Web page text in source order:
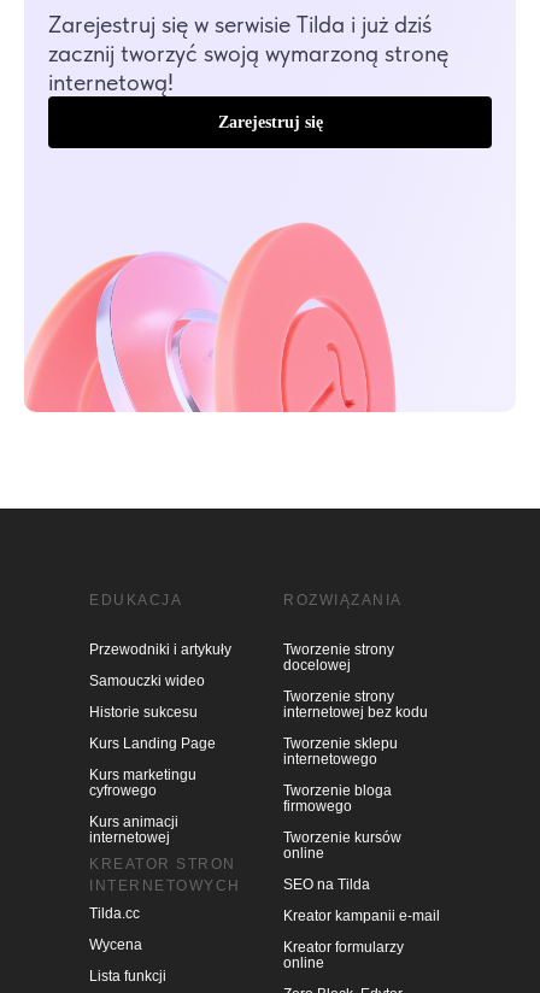
Zarejestruj się w serwisie Tilda i już dziś
zacznij tworzyć swoją wymarzoną stronę
internetową!
Zarejestruj się
Przewodniki i artykuły
Samouczki wideo
Historie sukcesu
Kurs Landing Page
Kurs marketingu
cyfrowego
Kurs animacji
internetowej
EDUKACJA
Tilda.cc
Wycena
Lista funkcji
KREATOR STRON
INTERNETOWYCH
Tworzenie strony
docelowej
Tworzenie strony
internetowej bez kodu
Tworzenie sklepu
internetowego
Tworzenie bloga
firmowego
Tworzenie kursów
online
SEO na Tilda
Kreator kampanii e-mail
Kreator formularzy
online
ROZWIĄZANIA